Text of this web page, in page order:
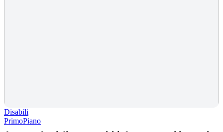
Disabili
PrimoPiano